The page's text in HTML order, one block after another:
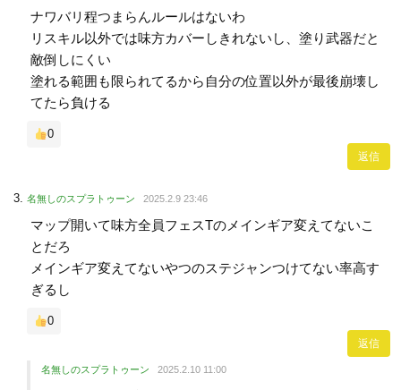
ナワバリ程つまらんルールはないわ
リスキル以外では味方カバーしきれないし、塗り武器だと
敵倒しにくい
塗れる範囲も限られてるから自分の位置以外が最後崩壊し
てたら負ける
0
返信
名無しのスプラトゥーン 2025.2.9 23:46
マップ開いて味方全員フェスTのメインギア変えてないこ
とだろ
メインギア変えてないやつのステジャンつけてない率高す
ぎるし
0
返信
名無しのスプラトゥーン 2025.2.10 11:00